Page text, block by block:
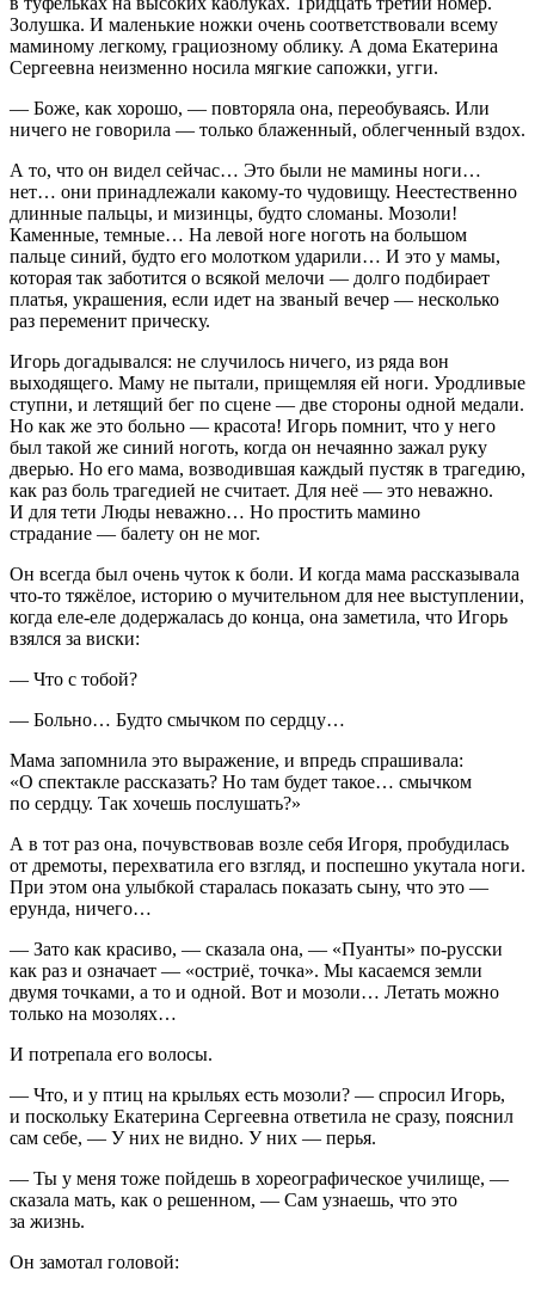
Золушка. И маленькие ножки очень соответствовали всему
маминому легкому, грациозному облику. А дома Екатерина
Сергеевна неизменно носила мягкие сапожки, угги.
— Боже, как хорошо, — повторяла она, переобуваясь. Или
ничего не говорила — только блаженный, облегченный вздох.
А то, что он видел сейчас… Это были не мамины ноги…
нет… они принадлежали какому-то чудовищу. Неестественно
длинные пальцы, и мизинцы, будто сломаны. Мозоли!
Каменные, темные… На левой ноге ноготь на большом
пальце синий, будто его молотком ударили… И это у мамы,
которая так заботится о всякой мелочи — долго подбирает
платья, украшения, если идет на званый вечер — несколько
раз переменит прическу.
Игорь догадывался: не случилось ничего, из ряда вон
выходящего. Маму не пытали, прищемляя ей ноги. Уродливые
ступни, и летящий бег по сцене — две стороны одной медали.
Но как же это больно — красота! Игорь помнит, что у него
был такой же синий ноготь, когда он нечаянно зажал руку
дверью. Но его мама, возводившая каждый пустяк в трагедию,
как раз боль трагедией не считает. Для неё — это неважно.
И для тети Люды неважно… Но простить мамино
страдание — балету он не мог.
Он всегда был очень чуток к боли. И когда мама рассказывала
что-то тяжёлое, историю о мучительном для нее выступлении,
когда еле-еле додержалась до конца, она заметила, что Игорь
взялся за виски:
— Что с тобой?
— Больно… Будто смычком по сердцу…
Мама запомнила это выражение, и впредь спрашивала:
«О спектакле рассказать? Но там будет такое… смычком
по сердцу. Так хочешь послушать?»
А в тот раз она, почувствовав возле себя Игоря, пробудилась
от дремоты, перехватила его взгляд, и поспешно укутала ноги.
При этом она улыбкой старалась показать сыну, что это —
ерунда, ничего…
— Зато как красиво, — сказала она, — «Пуанты» по-русски
как раз и означает — «остриё, точка». Мы касаемся земли
двумя точками, а то и одной. Вот и мозоли… Летать можно
только на мозолях…
И потрепала его волосы.
— Что, и у птиц на крыльях есть мозоли? — спросил Игорь,
и поскольку Екатерина Сергеевна ответила не сразу, пояснил
сам себе, — У них не видно. У них — перья.
— Ты у меня тоже пойдешь в хореографическое училище, —
сказала мать, как о решенном, — Сам узнаешь, что это
за жизнь.
Он замотал головой: